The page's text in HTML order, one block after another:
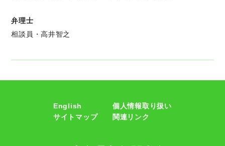
弁理士
相談員・高井智之
English
個人情報取り扱い
サイトマップ
関連リンク